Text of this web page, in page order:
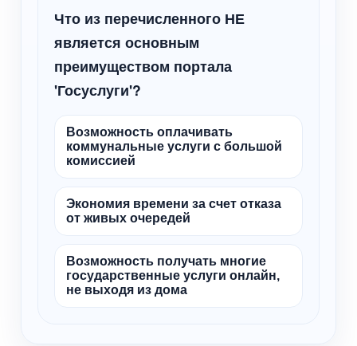
Что из перечисленного НЕ
является основным
преимуществом портала
'Госуслуги'?
Возможность оплачивать
коммунальные услуги с большой
комиссией
Экономия времени за счет отказа
от живых очередей
Возможность получать многие
государственные услуги онлайн,
не выходя из дома